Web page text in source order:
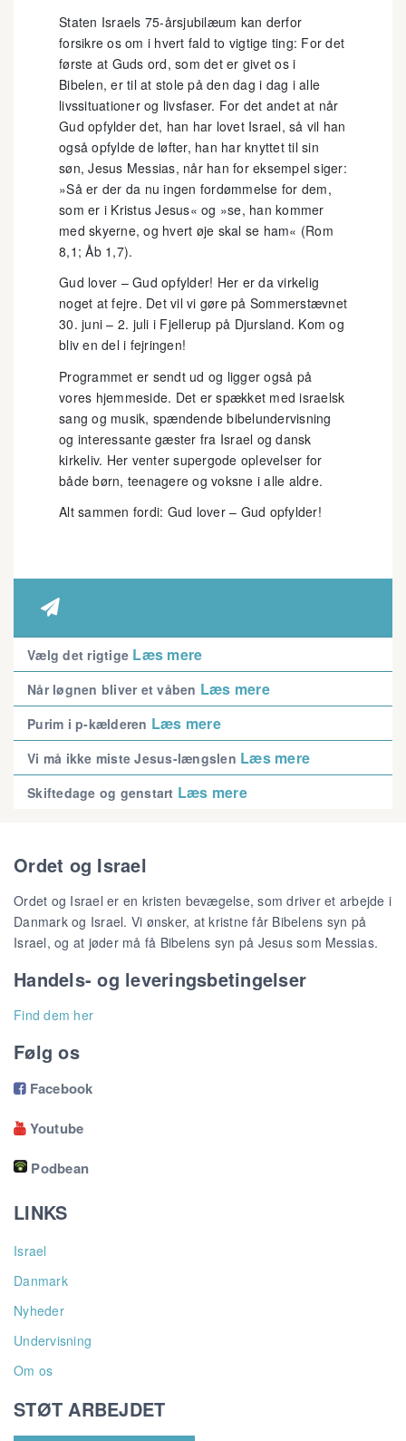
Staten Israels 75-årsjubilæum kan derfor
forsikre os om i hvert fald to vigtige ting: For det
første at Guds ord, som det er givet os i
Bibelen, er til at stole på den dag i dag i alle
livssituationer og livsfaser. For det andet at når
Gud opfylder det, han har lovet Israel, så vil han
også opfylde de løfter, han har knyttet til sin
søn, Jesus Messias, når han for eksempel siger:
»Så er der da nu ingen fordømmelse for dem,
som er i Kristus Jesus« og »se, han kommer
med skyerne, og hvert øje skal se ham« (Rom
8,1; Åb 1,7).
Gud lover – Gud opfylder! Her er da virkelig
noget at fejre. Det vil vi gøre på Sommerstævnet
30. juni – 2. juli i Fjellerup på Djursland. Kom og
bliv en del i fejringen!
Programmet er sendt ud og ligger også på
vores hjemmeside. Det er spækket med israelsk
sang og musik, spændende bibelundervisning
og interessante gæster fra Israel og dansk
kirkeliv. Her venter supergode oplevelser for
både børn, teenagere og voksne i alle aldre.
Alt sammen fordi: Gud lover – Gud opfylder!

Vælg det rigtige Læs mere
Når løgnen bliver et våben Læs mere
Purim i p-kælderen Læs mere
Vi må ikke miste Jesus-længslen Læs mere
Skiftedage og genstart Læs mere
Ordet og Israel
Ordet og Israel er en kristen bevægelse, som driver et arbejde i
Danmark og Israel. Vi ønsker, at kristne får Bibelens syn på
Israel, og at jøder må få Bibelens syn på Jesus som Messias.
Handels- og leveringsbetingelser
Find dem her
Følg os
Facebook
Youtube
Podbean
LINKS
Israel
Danmark
Nyheder
Undervisning
Om os
STØT ARBEJDET